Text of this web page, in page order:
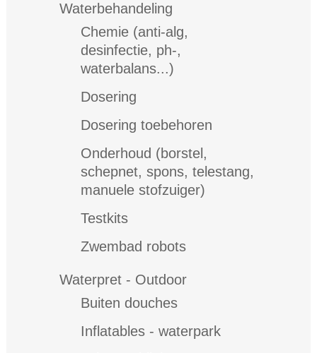
Waterbehandeling
Chemie (anti-alg,
desinfectie, ph-,
waterbalans...)
Dosering
Dosering toebehoren
Onderhoud (borstel,
schepnet, spons, telestang,
manuele stofzuiger)
Testkits
Zwembad robots
Waterpret - Outdoor
Buiten douches
Inflatables - waterpark